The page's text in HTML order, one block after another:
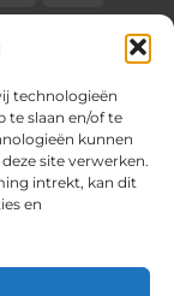
technologieën
te slaan en/of te
kunnen
site verwerken.
intrekt, kan dit
en
2